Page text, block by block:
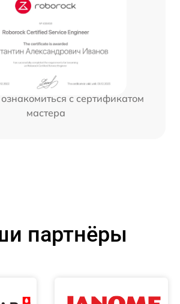
с сертификатом
мастера
партнёры